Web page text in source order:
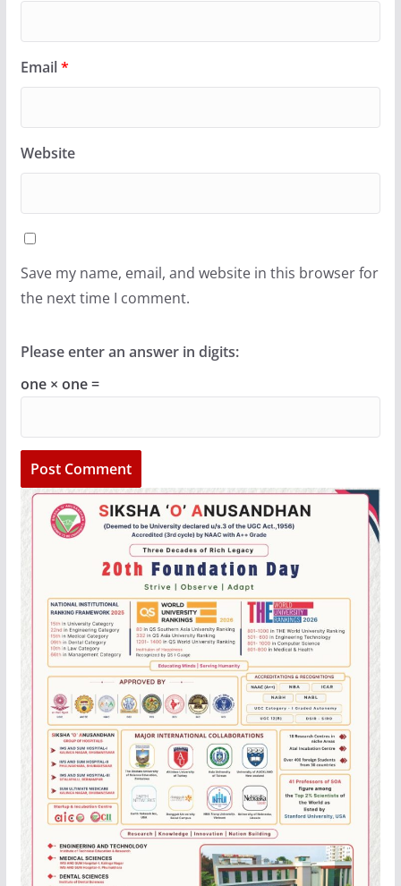
Email*
Website
Save my name, email, and website in this browser for
the next time I comment.
Please enter an answer in digits:
one × one =